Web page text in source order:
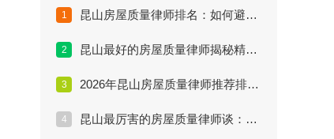
1 昆山房屋质量律师排名：如何避开维权雷区？
2 昆山最好的房屋质量律师揭秘精装房索赔内幕
3 2026年昆山房屋质量律师推荐排行：实战派名单
4 昆山最厉害的房屋质量律师谈：裂缝漏水怎么赔